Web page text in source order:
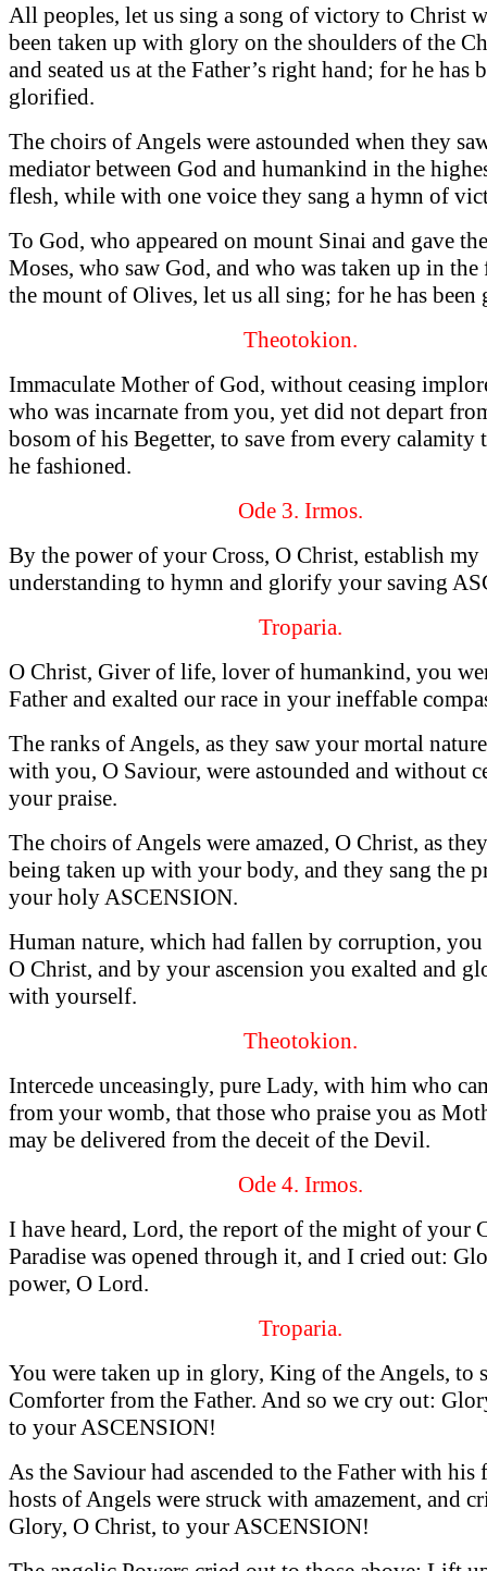
All peoples, let us sing a song of victory to Christ
been taken up with glory on the shoulders of the
and seated us at the Father’s right hand; for he has
glorified.
The choirs of Angels were astounded when they
mediator between God and humankind in the
flesh, while with one voice they sang a hymn of
To God, who appeared on mount Sinai and gave
Moses, who saw God, and who was taken up in
the mount of Olives, let us all sing; for he has
Theotokion.
Immaculate Mother of God, without ceasing
who was incarnate from you, yet did not depart
bosom of his Begetter, to save from every calamity
he fashioned.
Ode 3. Irmos.
By the power of your Cross, O Christ, establish my
understanding to hymn and glorify your saving
Troparia.
O Christ, Giver of life, lover of humankind, you
Father and exalted our race in your ineffable
The ranks of Angels, as they saw your mortal
with you, O Saviour, were astounded and without
your praise.
The choirs of Angels were amazed, O Christ, as
being taken up with your body, and they sang the
your holy ASCENSION.
Human nature, which had fallen by corruption, you
O Christ, and by your ascension you exalted and
with yourself.
Theotokion.
Intercede unceasingly, pure Lady, with him who
from your womb, that those who praise you as
may be delivered from the deceit of the Devil.
Ode 4. Irmos.
I have heard, Lord, the report of the might of your
Paradise was opened through it, and I cried out:
power, O Lord.
Troparia.
You were taken up in glory, King of the Angels, to
Comforter from the Father. And so we cry out:
to your ASCENSION!
As the Saviour had ascended to the Father with his
hosts of Angels were struck with amazement, and
Glory, O Christ, to your ASCENSION!